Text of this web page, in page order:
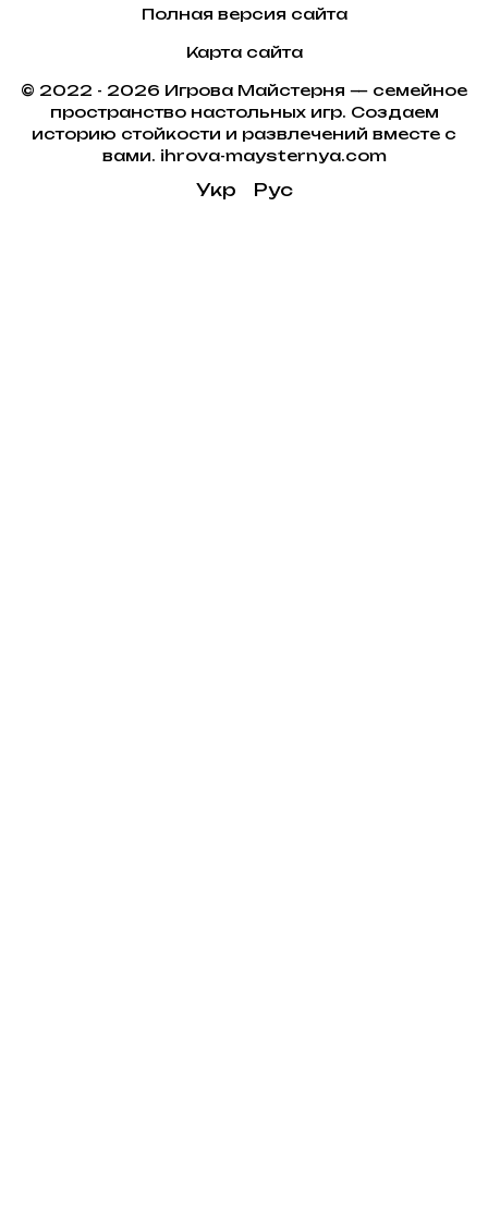
Полная версия сайта
Карта сайта
© 2022 - 2026 Игрова Майстерня — семейное
пространство настольных игр. Создаем
историю стойкости и развлечений вместе с
вами. ihrova-maysternya.com
Укр Рус